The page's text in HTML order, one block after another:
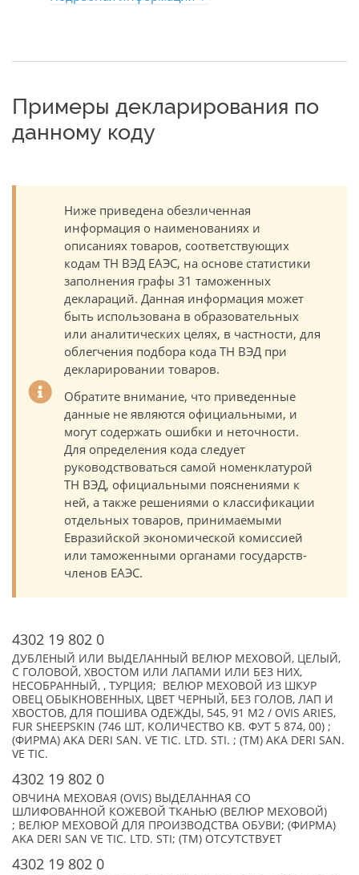
Примеры декларирования по
данному коду
Ниже приведена обезличенная
информация о наименованиях и
описаниях товаров, соответствующих
кодам ТН ВЭД ЕАЭС, на основе статистики
заполнения графы 31 таможенных
деклараций. Данная информация может
быть использована в образовательных
или аналитических целях, в частности, для
облегчения подбора кода ТН ВЭД при
декларировании товаров.
Обратите внимание, что приведенные
данные не являются официальными, и
могут содержать ошибки и неточности.
Для определения кода следует
руководствоваться самой номенклатурой
ТН ВЭД, официальными пояснениями к
ней, а также решениями о классификации
отдельных товаров, принимаемыми
Евразийской экономической комиссией
или таможенными органами государств-
членов ЕАЭС.
4302 19 802 0
ДУБЛЕНЫЙ ИЛИ ВЫДЕЛАННЫЙ ВЕЛЮР МЕХОВОЙ, ЦЕЛЫЙ,
С ГОЛОВОЙ, ХВОСТОМ ИЛИ ЛАПАМИ ИЛИ БЕЗ НИХ,
НЕСОБРАННЫЙ, , ТУРЦИЯ; ВЕЛЮР МЕХОВОЙ ИЗ ШКУР
ОВЕЦ ОБЫКНОВЕННЫХ, ЦВЕТ ЧЕРНЫЙ, БЕЗ ГОЛОВ, ЛАП И
ХВОСТОВ, ДЛЯ ПОШИВА ОДЕЖДЫ, 545, 91 M2 / OVIS ARIES,
FUR SHEEPSKIN (746 ШТ, КОЛИЧЕСТВО КВ. ФУТ 5 874, 00) ;
(ФИРМА) AKA DERI SAN. VE TIC. LTD. STI. ; (TM) AKA DERI SAN.
VE TIC.
4302 19 802 0
ОВЧИНА МЕХОВАЯ (OVIS) ВЫДЕЛАННАЯ СО
ШЛИФОВАННОЙ КОЖЕВОЙ ТКАНЬЮ (ВЕЛЮР МЕХОВОЙ)
; ВЕЛЮР МЕХОВОЙ ДЛЯ ПРОИЗВОДСТВА ОБУВИ; (ФИРМА)
AKA DERI SAN VE TIC. LTD. STI; (TM) ОТСУТСТВУЕТ
4302 19 802 0